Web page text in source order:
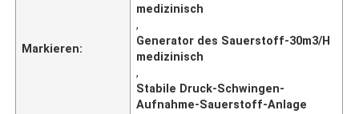
Markieren:
medizinisch
,
Generator des Sauerstoff-30m3/H
medizinisch
,
Stabile Druck-Schwingen-
Aufnahme-Sauerstoff-Anlage